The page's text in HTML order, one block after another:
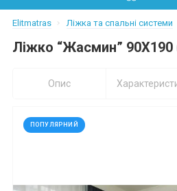
Elitmatras Ліжка та спальні системи
Ліжко “Жасмин” 90X190
Опис
ПОПУЛЯРНИЙ